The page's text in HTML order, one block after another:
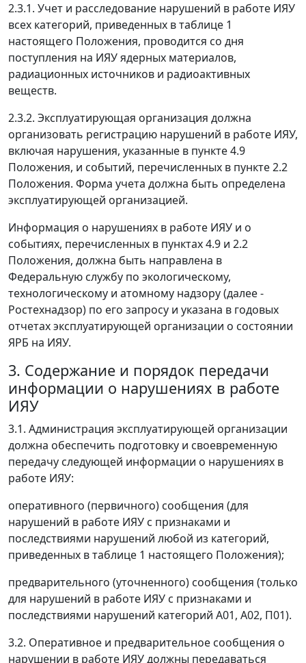
2.3.1. Учет и расследование нарушений в работе ИЯУ
всех категорий, приведенных в таблице 1
настоящего Положения, проводится со дня
поступления на ИЯУ ядерных материалов,
радиационных источников и радиоактивных
веществ.
2.3.2. Эксплуатирующая организация должна
организовать регистрацию нарушений в работе ИЯУ,
включая нарушения, указанные в пункте 4.9
Положения, и событий, перечисленных в пункте 2.2
Положения. Форма учета должна быть определена
эксплуатирующей организацией.
Информация о нарушениях в работе ИЯУ и о
событиях, перечисленных в пунктах 4.9 и 2.2
Положения, должна быть направлена в
Федеральную службу по экологическому,
технологическому и атомному надзору (далее -
Ростехнадзор) по его запросу и указана в годовых
отчетах эксплуатирующей организации о состоянии
ЯРБ на ИЯУ.
3. Содержание и порядок передачи
информации о нарушениях в работе
ИЯУ
3.1. Администрация эксплуатирующей организации
должна обеспечить подготовку и своевременную
передачу следующей информации о нарушениях в
работе ИЯУ:
оперативного (первичного) сообщения (для
нарушений в работе ИЯУ с признаками и
последствиями нарушений любой из категорий,
приведенных в таблице 1 настоящего Положения);
предварительного (уточненного) сообщения (только
для нарушений в работе ИЯУ с признаками и
последствиями нарушений категорий А01, А02, П01).
3.2. Оперативное и предварительное сообщения о
нарушении в работе ИЯУ должны передаваться